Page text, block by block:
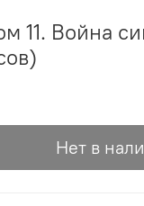
11. Война
Нет в